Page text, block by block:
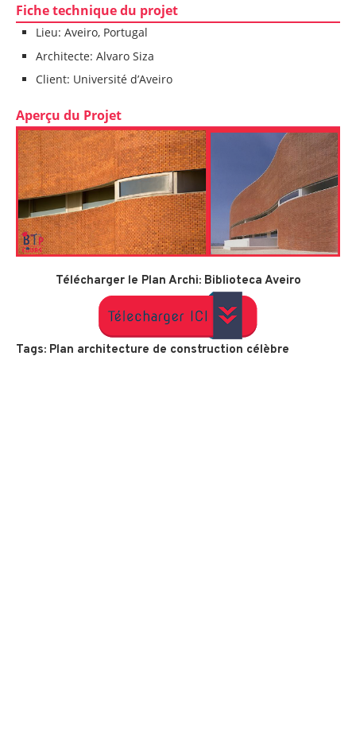
Fiche technique du projet
Lieu: Aveiro, Portugal
Architecte: Alvaro Siza
Client: Université d’Aveiro
Aperçu du Projet
Télécharger le Plan Archi: Biblioteca Aveiro
Tags: Plan architecture de construction célèbre